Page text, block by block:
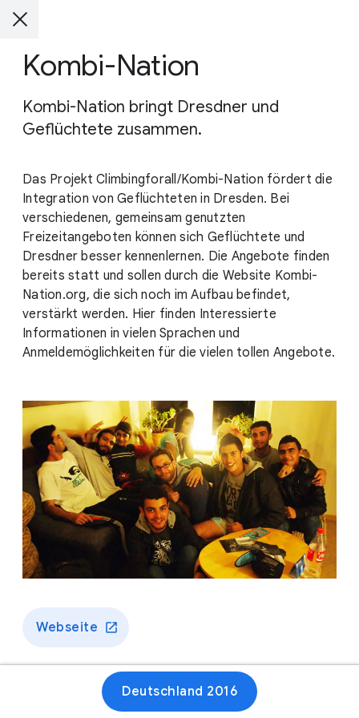
Kombi-Nation
Kombi-Nation bringt Dresdner und
Geflüchtete zusammen.
Das Projekt Climbingforall/Kombi-Nation fördert die
Integration von Geflüchteten in Dresden. Bei
verschiedenen, gemeinsam genutzten
Freizeitangeboten können sich Geflüchtete und
Dresdner besser kennenlernen. Die Angebote finden
bereits statt und sollen durch die Website Kombi-
Nation.org, die sich noch im Aufbau befindet,
verstärkt werden. Hier finden Interessierte
Informationen in vielen Sprachen und
Anmeldemöglichkeiten für die vielen tollen Angebote.
Webseite
Deutschland 2016